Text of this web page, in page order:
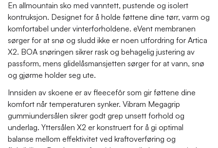
En allmountain sko med vanntett, pustende og isolert
kontruksjon. Designet for å holde føttene dine tørr, varm og
komfortabel under vinterforholdene. eVent membranen
sørger for at snø og sludd ikke er noen utfordring for Artica
X2. BOA snøringen sikrer rask og behagelig justering av
passform, mens glidelåsmansjetten sørger for at vann, snø
og gjørme holder seg ute.
Innsiden av skoene er av fleecefôr som gir føttene dine
komfort når temperaturen synker. Vibram Megagrip
gummiundersålen sikrer godt grep unsett forhold og
underlag. Yttersålen X2 er konstruert for å gi optimal
balanse mellom effektivitet ved kraftoverføring og